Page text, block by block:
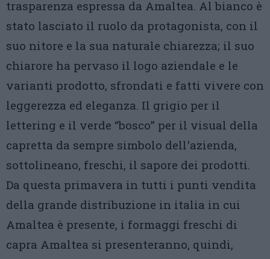
trasparenza espressa da Amaltea. Al bianco è
stato lasciato il ruolo da protagonista, con il
suo nitore e la sua naturale chiarezza; il suo
chiarore ha pervaso il logo aziendale e le
varianti prodotto, sfrondati e fatti vivere con
leggerezza ed eleganza. Il grigio per il
lettering e il verde “bosco” per il visual della
capretta da sempre simbolo dell'azienda,
sottolineano, freschi, il sapore dei prodotti.
Da questa primavera in tutti i punti vendita
della grande distribuzione in italia in cui
Amaltea è presente, i formaggi freschi di
capra Amaltea si presenteranno, quindi,